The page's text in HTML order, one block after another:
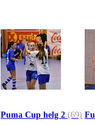
Puma Cup helg 2 (69)